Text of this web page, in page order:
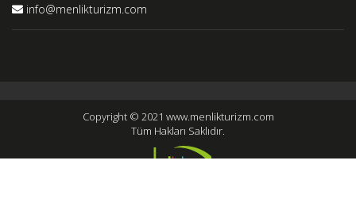
info@menlikturizm.com
Copyright © 2021 www.menlikturizm.com
Tüm Hakları Saklıdır.